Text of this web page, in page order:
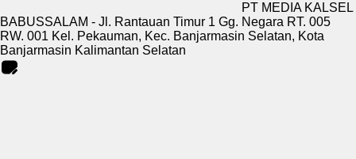
PT MEDIA KALSEL
BABUSSALAM - Jl. Rantauan Timur 1 Gg. Negara RT. 005
RW. 001 Kel. Pekauman, Kec. Banjarmasin Selatan, Kota
Banjarmasin Kalimantan Selatan